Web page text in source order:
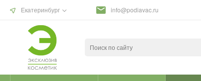
Екатеринбург info@podiavac.ru